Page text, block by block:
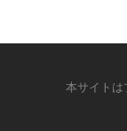
本サイトは